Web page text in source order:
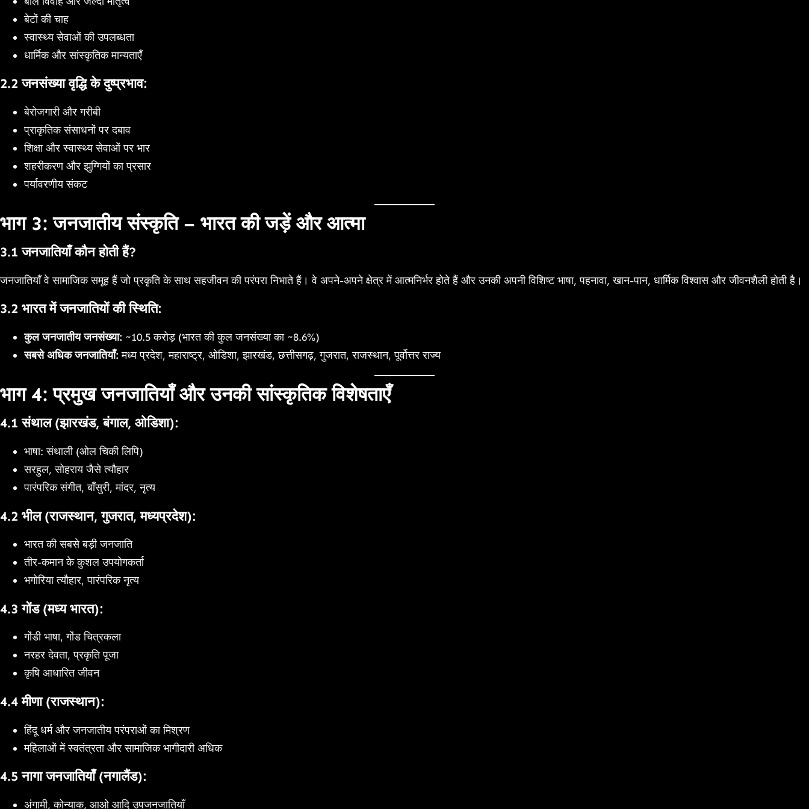
बेटों की चाह
स्वास्थ्य सेवाओं की उपलब्धता
धार्मिक और सांस्कृतिक मान्यताएँ
2.2 जनसंख्या वृद्धि के दुष्प्रभाव:
बेरोजगारी और गरीबी
प्राकृतिक संसाधनों पर दबाव
शिक्षा और स्वास्थ्य सेवाओं पर भार
शहरीकरण और झुग्गियों का प्रसार
पर्यावरणीय संकट
भाग 3: जनजातीय संस्कृति – भारत की जड़ें और आत्मा
3.1 जनजातियाँ कौन होती हैं?
जनजातियाँ वे सामाजिक समूह हैं जो प्रकृति के साथ सहजीवन की परंपरा निभाते हैं। वे अपने-अपने क्षेत्र में आत्मनिर्भर होते हैं और उनकी अपनी विशिष्ट भाषा, पहनावा, खान-पान, धार्मिक विश्वास और जीवनशैली होती है।
3.2 भारत में जनजातियों की स्थिति:
कुल जनजातीय जनसंख्या: ~10.5 करोड़ (भारत की कुल जनसंख्या का ~8.6%)
सबसे अधिक जनजातियाँ: मध्य प्रदेश, महाराष्ट्र, ओडिशा, झारखंड, छत्तीसगढ़, गुजरात, राजस्थान, पूर्वोत्तर राज्य
भाग 4: प्रमुख जनजातियाँ और उनकी सांस्कृतिक विशेषताएँ
4.1 संथाल (झारखंड, बंगाल, ओडिशा):
भाषा: संथाली (ओल चिकी लिपि)
सरहुल, सोहराय जैसे त्यौहार
पारंपरिक संगीत, बाँसुरी, मांदर, नृत्य
4.2 भील (राजस्थान, गुजरात, मध्यप्रदेश):
भारत की सबसे बड़ी जनजाति
तीर-कमान के कुशल उपयोगकर्ता
भगोरिया त्यौहार, पारंपरिक नृत्य
4.3 गोंड (मध्य भारत):
गोंडी भाषा, गोंड चित्रकला
नरहर देवता, प्रकृति पूजा
कृषि आधारित जीवन
4.4 मीणा (राजस्थान):
हिंदू धर्म और जनजातीय परंपराओं का मिश्रण
महिलाओं में स्वतंत्रता और सामाजिक भागीदारी अधिक
4.5 नागा जनजातियाँ (नगालैंड):
अंगामी, कोन्याक, आओ आदि उपजनजातियाँ